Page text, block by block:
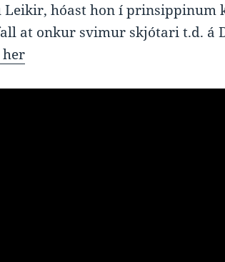
hóast hon í prinsippinum
at onkur svimur skjótari t.d. á